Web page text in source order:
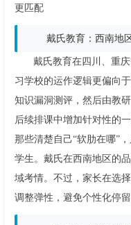
更匹配
戴氏教育：西南地
戴氏教育在四川、重
习学校的运作逻辑更偏向
知识漏洞测评，然后由教
后续排课中增加针对性的
那些清楚自己“软肋在哪”
学生。戴氏在西南地区的
域考情。不过，家长在选
调整弹性，避免个性化停